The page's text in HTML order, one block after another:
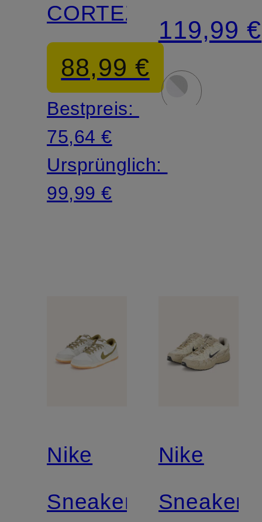
CORTEZ
88,99 €
Bestpreis:
75,64 €
Ursprünglich:
99,99 €
LOW
RETRO
119,99 €
Nike
Sneaker
Nike
Sneaker